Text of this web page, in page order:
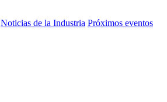
Noticias de la Industria Próximos eventos